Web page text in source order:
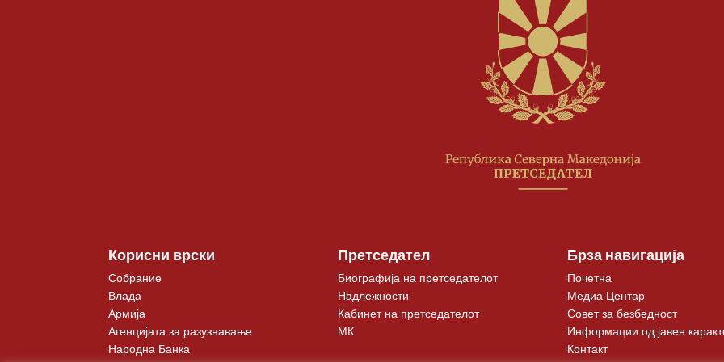
Корисни врски
Собрание
Влада
Армија
Агенцијата за разузнавање
Народна Банка
Претседател
Биографија на претседателот
Надлежности
Кабинет на претседателот
МК
Брза навигација
Почетна
Медиа Центар
Совет за безбедност
Информации од јавен
Контакт